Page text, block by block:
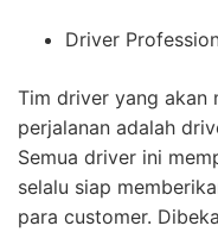
Driver
Tim driver yang akan
perjalanan adalah
Semua driver ini
selalu siap
para customer.